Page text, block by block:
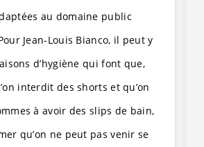
au domaine public
Jean-Louis Bianco, il peut y
d’hygiène qui font que,
interdit des shorts et qu’on
à avoir des slips de bain,
qu’on ne peut pas venir se